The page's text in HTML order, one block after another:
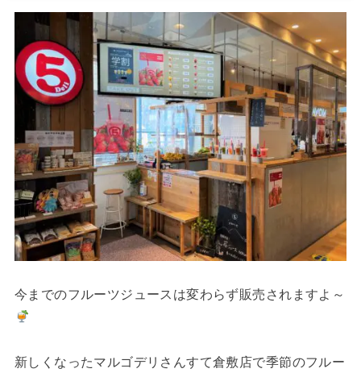
今までのフルーツジュースは変わらず販売されますよ～
新しくなったマルゴデリさんすて倉敷店で季節のフルー